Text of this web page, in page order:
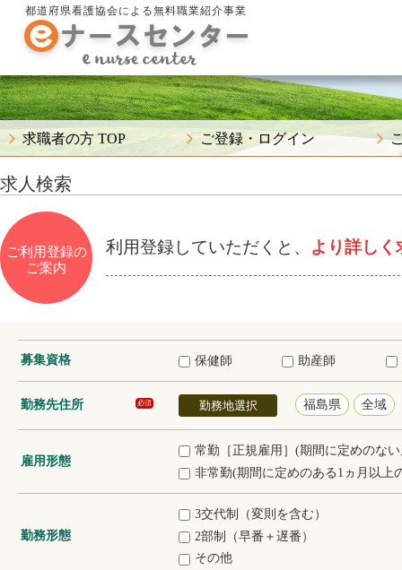
都道府県看護協会による無料職業紹介事業
求職者の方 TOP ご登録・ログイン
求人検索
ご利用登録の
ご案内
利用登録していただくと、 より詳しく
募集資格 保健師 助産師
勤務先住所 必須 勤務地選択 福島県 全域
雇用形態
常勤［正規雇用］(期間に定めのな
非常勤(期間に定めのある1ヵ月以上
勤務形態
3交代制（変則を含む）
2部制（早番＋遅番）
その他